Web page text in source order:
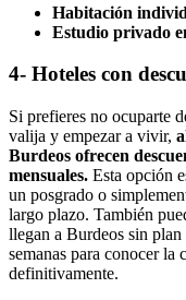
Habitación
Estudio privado
4- Hoteles con
Si prefieres no ocuparte
valija y empezar a vivir,
Burdeos ofrecen
mensuales. Esta opción
un posgrado o
largo plazo. También
llegan a Burdeos sin
semanas para conocer la
definitivamente.